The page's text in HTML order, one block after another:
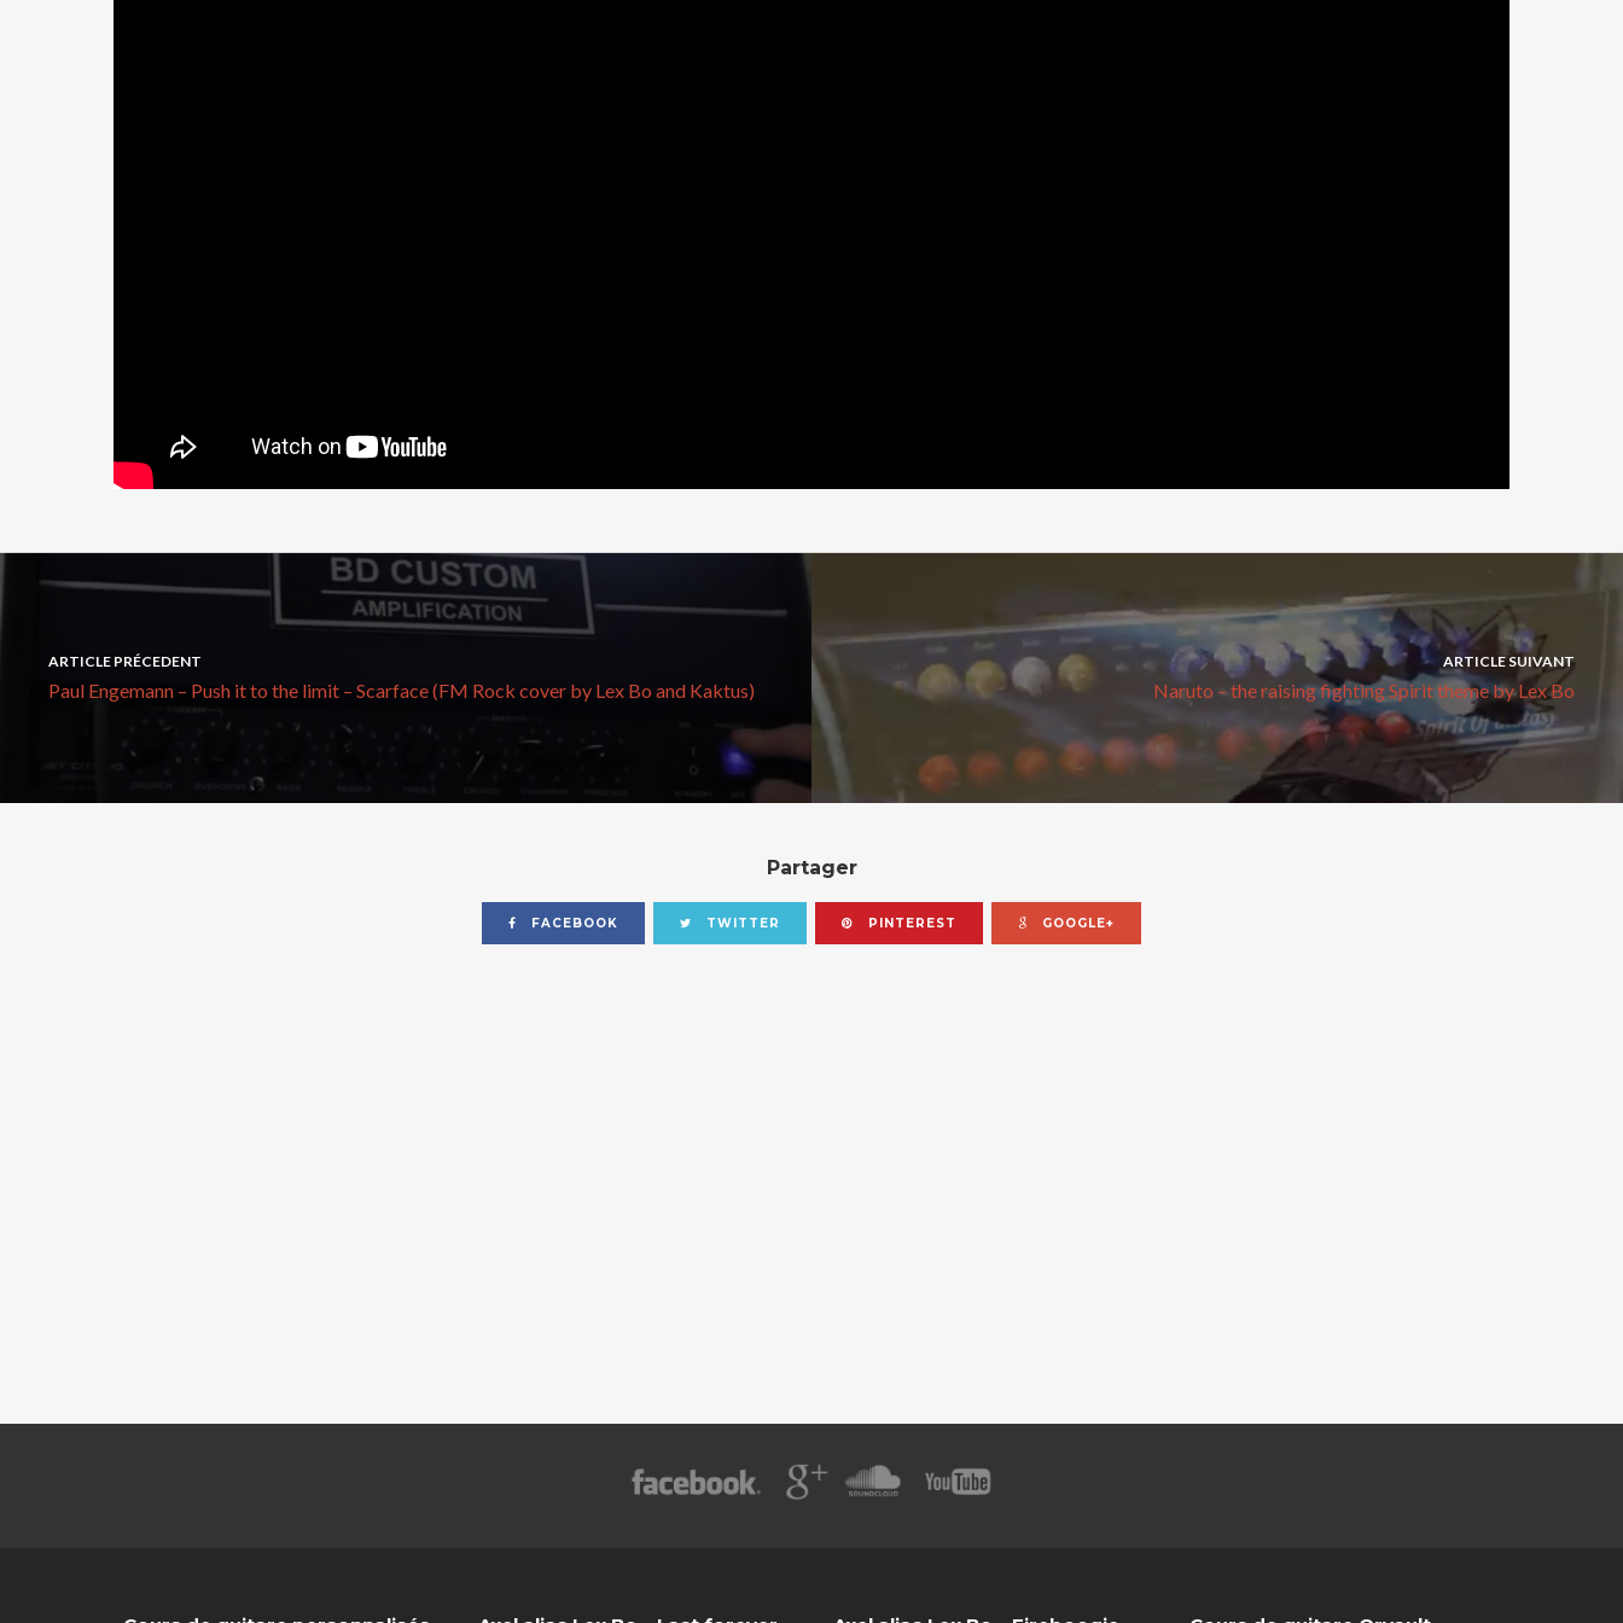
ARTICLE PRÉCEDENT
Paul Engemann – Push it to the limit – Scarface (FM Rock cover by Lex Bo and Kaktus)
ARTICLE SUIVANT
Naruto – the raising fighting Spirit theme by Lex Bo
Partager
FACEBOOK TWITTER PINTEREST GOOGLE+